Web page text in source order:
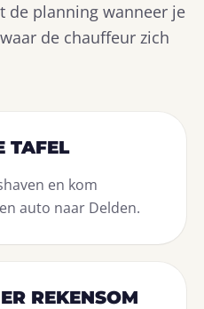
de planning wanneer je
de chauffeur zich
TAFEL
en kom
auto naar Delden.
REKENSOM